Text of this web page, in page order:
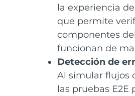
la experiencia
que permite
componentes
funcionan de
Detección de
Al simular flujos
las pruebas E2E